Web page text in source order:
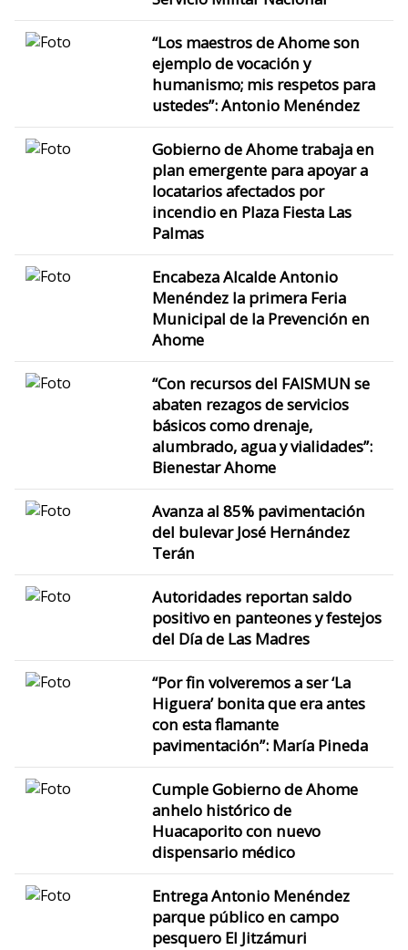
“Los maestros de Ahome son
ejemplo de vocación y
humanismo; mis respetos para
ustedes”: Antonio Menéndez
Gobierno de Ahome trabaja en
plan emergente para apoyar a
locatarios afectados por
incendio en Plaza Fiesta Las
Palmas
Encabeza Alcalde Antonio
Menéndez la primera Feria
Municipal de la Prevención en
Ahome
“Con recursos del FAISMUN se
abaten rezagos de servicios
básicos como drenaje,
alumbrado, agua y vialidades”:
Bienestar Ahome
Avanza al 85% pavimentación
del bulevar José Hernández
Terán
Autoridades reportan saldo
positivo en panteones y festejos
del Día de Las Madres
“Por fin volveremos a ser ‘La
Higuera’ bonita que era antes
con esta flamante
pavimentación”: María Pineda
Cumple Gobierno de Ahome
anhelo histórico de
Huacaporito con nuevo
dispensario médico
Entrega Antonio Menéndez
parque público en campo
pesquero El Jitzámuri